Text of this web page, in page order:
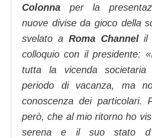
Colonna per la
nuove divise da gioco della
svelato a Roma Channelil
colloquio con il presidente:
tutta la vicenda
periodo di vacanza, ma
conoscenza dei particolari.
però, che al mio ritorno ho
serena e il suo stato